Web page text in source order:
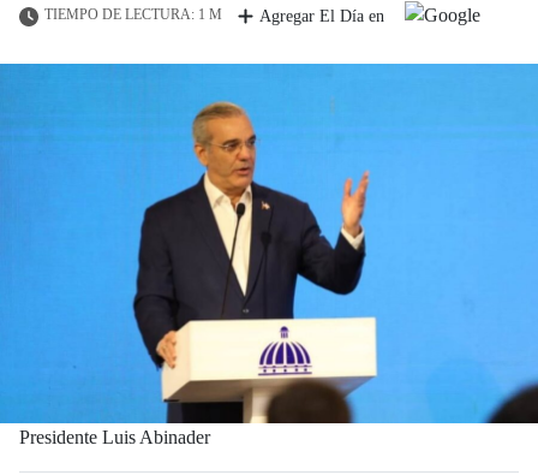
TIEMPO DE LECTURA: 1 M Agregar El Día en
Presidente Luis Abinader